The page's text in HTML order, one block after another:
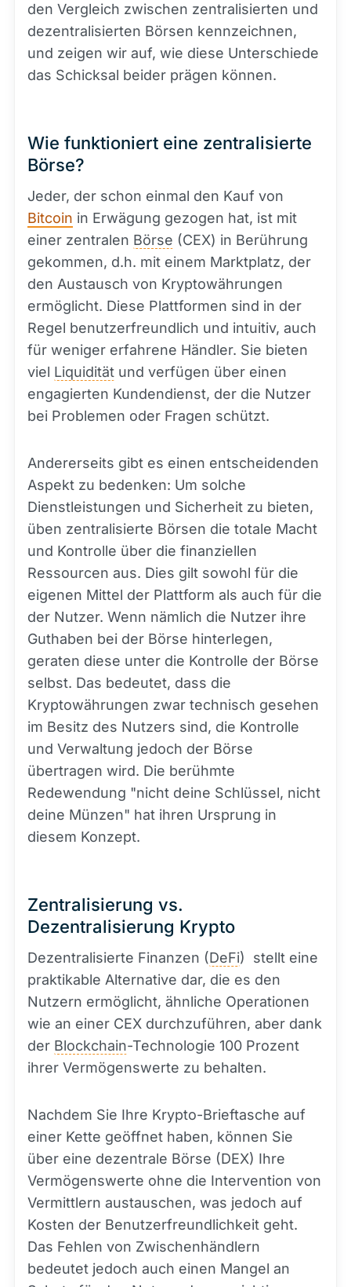
den Vergleich zwischen zentralisierten und
dezentralisierten Börsen kennzeichnen,
und zeigen wir auf, wie diese Unterschiede
das Schicksal beider prägen können.
Wie funktioniert eine zentralisierte
Börse?
Jeder, der schon einmal den Kauf von
Bitcoin in Erwägung gezogen hat, ist mit
einer zentralen Börse (CEX) in Berührung
gekommen, d.h. mit einem Marktplatz, der
den Austausch von Kryptowährungen
ermöglicht. Diese Plattformen sind in der
Regel benutzerfreundlich und intuitiv, auch
für weniger erfahrene Händler. Sie bieten
viel Liquidität und verfügen über einen
engagierten Kundendienst, der die Nutzer
bei Problemen oder Fragen schützt.
Andererseits gibt es einen entscheidenden
Aspekt zu bedenken: Um solche
Dienstleistungen und Sicherheit zu bieten,
üben zentralisierte Börsen die totale Macht
und Kontrolle über die finanziellen
Ressourcen aus. Dies gilt sowohl für die
eigenen Mittel der Plattform als auch für die
der Nutzer. Wenn nämlich die Nutzer ihre
Guthaben bei der Börse hinterlegen,
geraten diese unter die Kontrolle der Börse
selbst. Das bedeutet, dass die
Kryptowährungen zwar technisch gesehen
im Besitz des Nutzers sind, die Kontrolle
und Verwaltung jedoch der Börse
übertragen wird. Die berühmte
Redewendung "nicht deine Schlüssel, nicht
deine Münzen" hat ihren Ursprung in
diesem Konzept.
Zentralisierung vs.
Dezentralisierung Krypto
Dezentralisierte Finanzen (DeFi) stellt eine
praktikable Alternative dar, die es den
Nutzern ermöglicht, ähnliche Operationen
wie an einer CEX durchzuführen, aber dank
der Blockchain-Technologie 100 Prozent
ihrer Vermögenswerte zu behalten.
Nachdem Sie Ihre Krypto-Brieftasche auf
einer Kette geöffnet haben, können Sie
über eine dezentrale Börse (DEX) Ihre
Vermögenswerte ohne die Intervention von
Vermittlern austauschen, was jedoch auf
Kosten der Benutzerfreundlichkeit geht.
Das Fehlen von Zwischenhändlern
bedeutet jedoch auch einen Mangel an